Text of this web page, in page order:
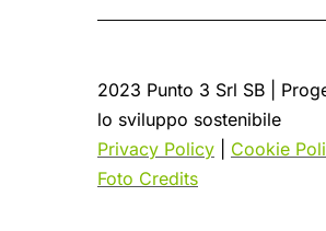
2023 Punto 3 Srl SB |
lo sviluppo sostenibile
Privacy Policy
Cookie
Foto Credits